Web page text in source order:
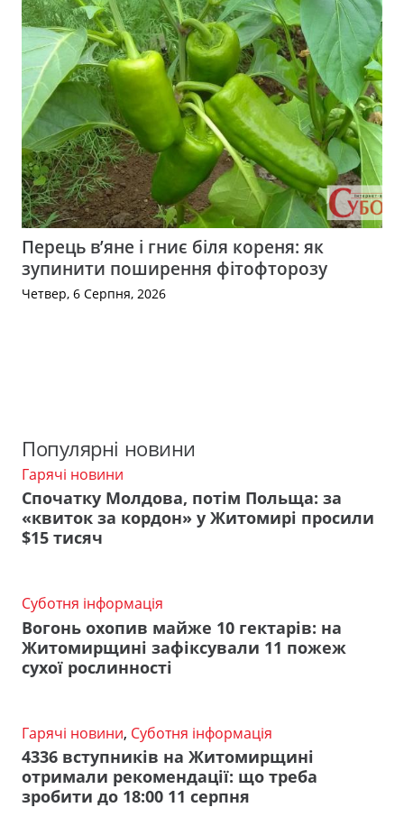
Перець в’яне і гниє біля кореня: як
зупинити поширення фітофторозу
Четвер, 6 Серпня, 2026
Популярні новини
Гарячі новини
Спочатку Молдова, потім Польща: за
«квиток за кордон» у Житомирі просили
$15 тисяч
Суботня інформація
Вогонь охопив майже 10 гектарів: на
Житомирщині зафіксували 11 пожеж
сухої рослинності
Гарячі новини, Суботня інформація
4336 вступників на Житомирщині
отримали рекомендації: що треба
зробити до 18:00 11 серпня